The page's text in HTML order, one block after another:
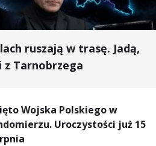
ruszają w trasę. Jadą,
z Tarnobrzega
Wojska Polskiego w
Uroczystości już 15